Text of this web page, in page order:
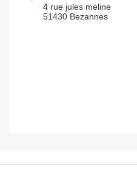
4 rue jules meline
51430 Bezannes